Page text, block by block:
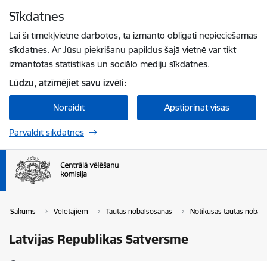
Sīkdatnes
Lai šī tīmekļvietne darbotos, tā izmanto obligāti nepieciešamās
sīkdatnes. Ar Jūsu piekrišanu papildus šajā vietnē var tikt
izmantotas statistikas un sociālo mediju sīkdatnes.
Lūdzu, atzīmējiet savu izvēli:
Noraidīt Apstiprināt visas
Pārvaldīt sīkdatnes
Sākums Vēlētājiem Tautas nobalsošanas Notikušās tautas
Latvijas Republikas Satversme